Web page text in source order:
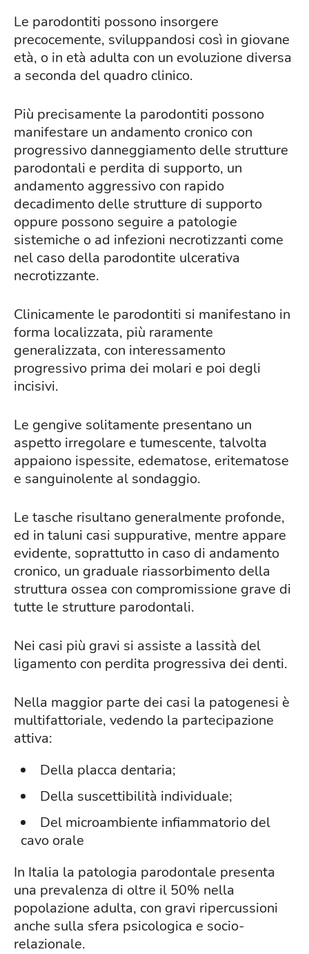
Le parodontiti possono insorgere
precocemente, sviluppandosi così in giovane
età, o in età adulta con un evoluzione diversa
a seconda del quadro clinico.
Più precisamente la parodontiti possono
manifestare un andamento cronico con
progressivo danneggiamento delle strutture
parodontali e perdita di supporto, un
andamento aggressivo con rapido
decadimento delle strutture di supporto
oppure possono seguire a patologie
sistemiche o ad infezioni necrotizzanti come
nel caso della parodontite ulcerativa
necrotizzante.
Clinicamente le parodontiti si manifestano in
forma localizzata, più raramente
generalizzata, con interessamento
progressivo prima dei molari e poi degli
incisivi.
Le gengive solitamente presentano un
aspetto irregolare e tumescente, talvolta
appaiono ispessite, edematose, eritematose
e sanguinolente al sondaggio.
Le tasche risultano generalmente profonde,
ed in taluni casi suppurative, mentre appare
evidente, soprattutto in caso di andamento
cronico, un graduale riassorbimento della
struttura ossea con compromissione grave di
tutte le strutture parodontali.
Nei casi più gravi si assiste a lassità del
ligamento con perdita progressiva dei denti.
Nella maggior parte dei casi la patogenesi è
multifattoriale, vedendo la partecipazione
attiva:
Della placca dentaria;
Della suscettibilità individuale;
Del microambiente infiammatorio del
cavo orale
In Italia la patologia parodontale presenta
una prevalenza di oltre il 50% nella
popolazione adulta, con gravi ripercussioni
anche sulla sfera psicologica e socio-
relazionale.